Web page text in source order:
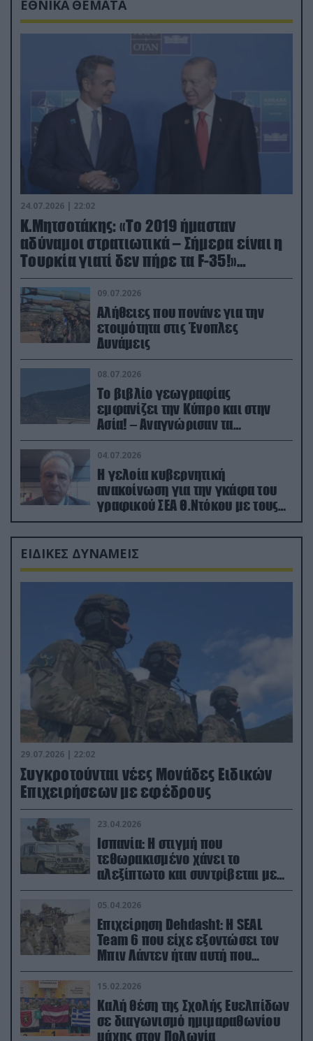
ΕΘΝΙΚΑ ΘΕΜΑΤΑ
24.07.2026 | 22:02
Κ.Μητσοτάκης: «Το 2019 ήμασταν
αδύναμοι στρατιωτικά – Σήμερα είναι η
Τουρκία γιατί δεν πήρε τα F-35!»
(βίντεο)
09.07.2026
Αλήθειες που πονάνε για την
ετοιμότητα στις Ένοπλες
Δυνάμεις
08.07.2026
Το βιβλίο γεωγραφίας
εμφανίζει την Κύπρο και στην
Ασία! – Αναγνώρισαν τα
κατεχόμενα; (φωτο)
04.07.2026
Η γελοία κυβερνητική
ανακοίνωση για την γκάφα του
γραφικού ΣΕΑ Θ.Ντόκου με τους
Ρώσους φαρσέρ
ΕΙΔΙΚΕΣ ΔΥΝΑΜΕΙΣ
29.07.2026 | 22:02
Συγκροτούνται νέες Μονάδες Ειδικών
Επιχειρήσεων με εφέδρους
23.04.2026
Ισπανία: Η στιγμή που
τεθωρακισμένο χάνει το
αλεξίπτωτο και συντρίβεται με
ορμή στο έδαφος (βίντεο)
05.04.2026
Επιχείρηση Dehdasht: Η SEAL
Team 6 που είχε εξοντώσει τον
Μπιν Λάντεν ήταν αυτή που
διέσωσε τον πιλότο του F-15
15.02.2026
Καλή θέση της Σχολής Ευελπίδων
σε διαγωνισμό ημιμαραθωνίου
μάχης στον Πολωνία